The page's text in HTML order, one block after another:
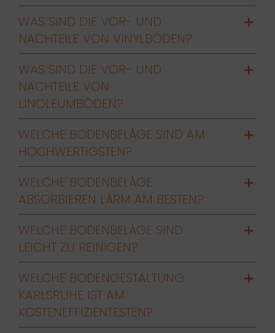
WAS SIND DIE VOR- UND
NACHTEILE VON VINYLBÖDEN?
WAS SIND DIE VOR- UND
NACHTEILE VON
LINOLEUMBÖDEN?
WELCHE BODENBELÄGE SIND AM
HOCHWERTIGSTEN?
WELCHE BODENBELÄGE
ABSORBIEREN LÄRM AM BESTEN?
WELCHE BODENBELÄGE SIND
LEICHT ZU REINIGEN?
WELCHE BODENGESTALTUNG
KARLSRUHE IST AM
KOSTENEFFIZIENTESTEN?